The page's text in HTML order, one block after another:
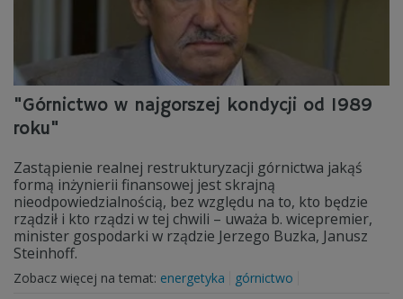
"Górnictwo w najgorszej kondycji od 1989
roku"
Zastąpienie realnej restrukturyzacji górnictwa jakąś
formą inżynierii finansowej jest skrajną
nieodpowiedzialnością, bez względu na to, kto będzie
rządził i kto rządzi w tej chwili – uważa b. wicepremier,
minister gospodarki w rządzie Jerzego Buzka, Janusz
Steinhoff.
Zobacz więcej na temat: energetyka górnictwo